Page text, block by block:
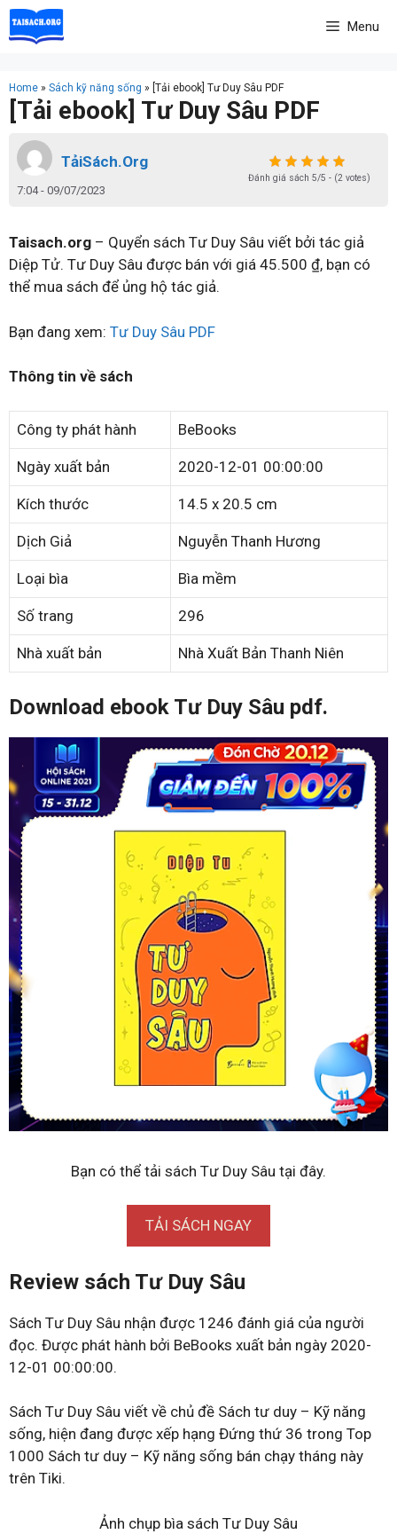
Skip
to
Menu
Home » Sách kỹ năng sống » [Tải ebook] Tư Duy Sâu PDF
[Tải ebook] Tư Duy Sâu PDF
TảiSách.Org
7:04 - 09/07/2023
Đánh giá sách 5/5 - (2 votes)
Taisach.org – Quyển sách Tư Duy Sâu viết bởi tác giả
Diệp Tử. Tư Duy Sâu được bán với giá 45.500 ₫, bạn có
thể mua sách để ủng hộ tác giả.
Bạn đang xem: Tư Duy Sâu PDF
Thông tin về sách
Công ty phát hành BeBooks
Ngày xuất bản 2020-12-01 00:00:00
Kích thước 14.5 x 20.5 cm
Dịch Giả Nguyễn Thanh Hương
Loại bìa Bìa mềm
Số trang 296
Nhà xuất bản Nhà Xuất Bản Thanh Niên
Download ebook Tư Duy Sâu pdf.
Bạn có thể tải sách Tư Duy Sâu tại đây.
TẢI SÁCH NGAY
Review sách Tư Duy Sâu
Sách Tư Duy Sâu nhận được 1246 đánh giá của người
đọc. Được phát hành bởi BeBooks xuất bản ngày 2020-
12-01 00:00:00.
Sách Tư Duy Sâu viết về chủ đề Sách tư duy – Kỹ năng
sống, hiện đang được xếp hạng Đứng thứ 36 trong Top
1000 Sách tư duy – Kỹ năng sống bán chạy tháng này
trên Tiki.
Ảnh chụp bìa sách Tư Duy Sâu